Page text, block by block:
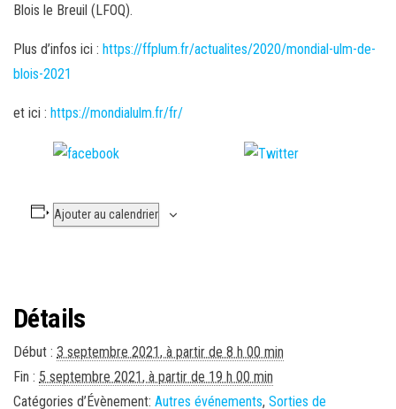
Blois le Breuil (LFOQ).
Plus d’infos ici : https://ffplum.fr/actualites/2020/mondial-ulm-de-
blois-2021
et ici : https://mondialulm.fr/fr/
Partager Tweeter
Ajouter au calendrier
Détails
Début : 3 septembre 2021, à partir de 8 h 00 min
Fin : 5 septembre 2021, à partir de 19 h 00 min
Catégories d’Évènement: Autres événements, Sorties de